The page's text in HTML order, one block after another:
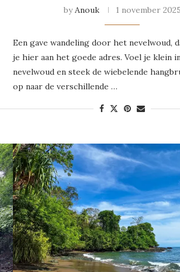
byAnouk 1 november 2025
Een gave wandeling door het nevelwoud,
je hier aan het goede adres. Voel je klein
nevelwoud en steek de wiebelende
op naar de verschillende …